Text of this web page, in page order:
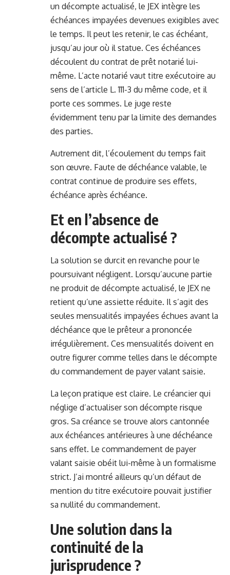
un décompte actualisé, le JEX intègre les
échéances impayées devenues exigibles avec
le temps. Il peut les retenir, le cas échéant,
jusqu’au jour où il statue. Ces échéances
découlent du contrat de prêt notarié lui-
même. L’acte notarié vaut titre exécutoire au
sens de l’article L. 111-3 du même code, et il
porte ces sommes. Le juge reste
évidemment tenu par la limite des demandes
des parties.
Autrement dit, l’écoulement du temps fait
son œuvre. Faute de déchéance valable, le
contrat continue de produire ses effets,
échéance après échéance.
Et en l’absence de
décompte actualisé ?
La solution se durcit en revanche pour le
poursuivant négligent. Lorsqu’aucune partie
ne produit de décompte actualisé, le JEX ne
retient qu’une assiette réduite. Il s’agit des
seules mensualités impayées échues avant la
déchéance que le prêteur a prononcée
irrégulièrement. Ces mensualités doivent en
outre figurer comme telles dans le décompte
du commandement de payer valant saisie.
La leçon pratique est claire. Le créancier qui
néglige d’actualiser son décompte risque
gros. Sa créance se trouve alors cantonnée
aux échéances antérieures à une déchéance
sans effet. Le commandement de payer
valant saisie obéit lui-même à un formalisme
strict. J’ai montré ailleurs qu’un défaut de
mention du titre exécutoire pouvait justifier
sa nullité du commandement.
Une solution dans la
continuité de la
jurisprudence ?